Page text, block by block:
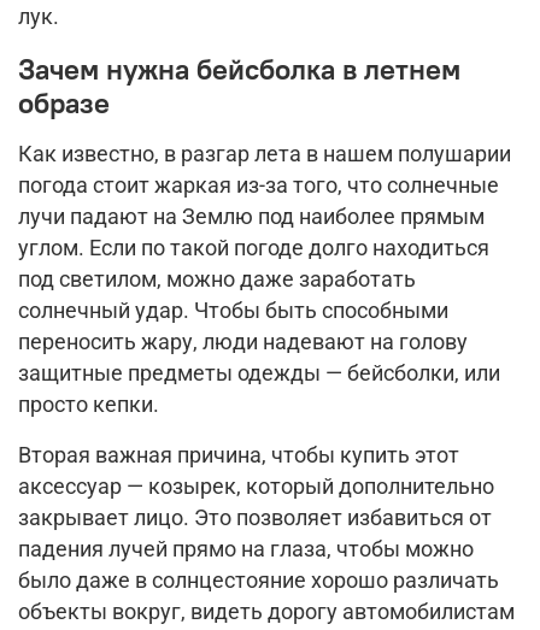
лук.
Зачем нужна бейсболка в летнем
образе
Как известно, в разгар лета в нашем полушарии
погода стоит жаркая из-за того, что солнечные
лучи падают на Землю под наиболее прямым
углом. Если по такой погоде долго находиться
под светилом, можно даже заработать
солнечный удар. Чтобы быть способными
переносить жару, люди надевают на голову
защитные предметы одежды — бейсболки, или
просто кепки.
Вторая важная причина, чтобы купить этот
аксессуар — козырек, который дополнительно
закрывает лицо. Это позволяет избавиться от
падения лучей прямо на глаза, чтобы можно
было даже в солнцестояние хорошо различать
объекты вокруг, видеть дорогу автомобилистам